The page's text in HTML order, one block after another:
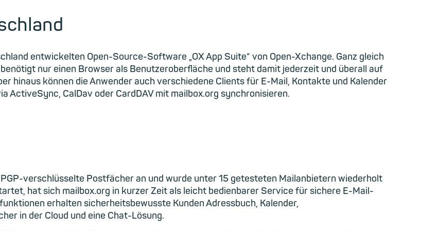
entwickelten Open-Source-Software „OX App Suite“ von Open-Xchange. Ganz gleich
benötigt nur einen Browser als Benutzeroberfläche und steht damit jederzeit und überall auf
hinaus können die Anwender auch verschiedene Clients für E-Mail, Kontakte und Kalender
ActiveSync, CalDav oder CardDAV mit mailbox.org synchronisieren.
verschlüsselte Postfächer an und wurde unter 15 getesteten Mailanbietern wiederholt
hat sich mailbox.org in kurzer Zeit als leicht bedienbarer Service für sichere E-Mail-
erhalten sicherheitsbewusste Kunden Adressbuch, Kalender,
in der Cloud und eine Chat-Lösung.